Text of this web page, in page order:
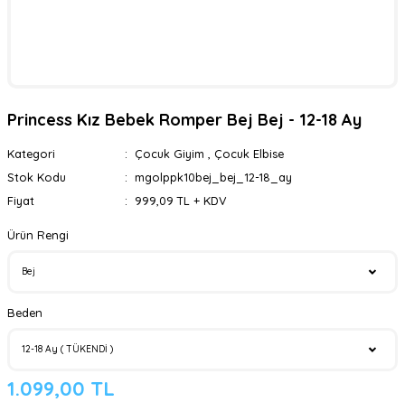
Princess Kız Bebek Romper Bej Bej - 12-18 Ay
Kategori Çocuk Giyim
Çocuk Elbise
Stok Kodu
mgolppk10bej_bej_12-18_ay
Fiyat
999,09 TL + KDV
Ürün Rengi
Beden
1.099,00 TL